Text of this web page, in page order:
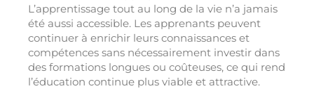
L’apprentissage tout au long de la vie n’a jamais
été aussi accessible. Les apprenants peuvent
continuer à enrichir leurs connaissances et
compétences sans nécessairement investir dans
des formations longues ou coûteuses, ce qui rend
l’éducation continue plus viable et attractive.